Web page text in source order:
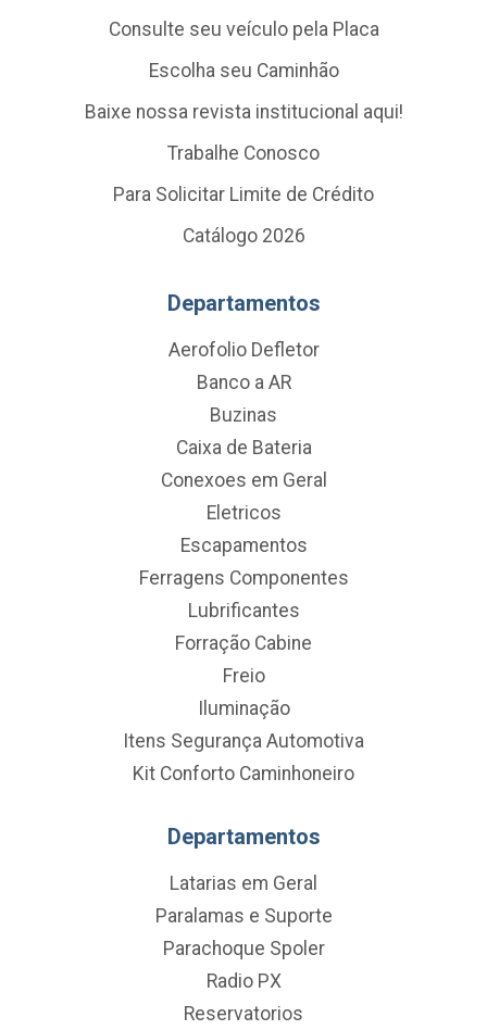
Consulte seu veículo pela Placa
Escolha seu Caminhão
Baixe nossa revista institucional aqui!
Trabalhe Conosco
Para Solicitar Limite de Crédito
Catálogo 2026
Departamentos
Aerofolio Defletor
Banco a AR
Buzinas
Caixa de Bateria
Conexoes em Geral
Eletricos
Escapamentos
Ferragens Componentes
Lubrificantes
Forração Cabine
Freio
Iluminação
Itens Segurança Automotiva
Kit Conforto Caminhoneiro
Departamentos
Latarias em Geral
Paralamas e Suporte
Parachoque Spoler
Radio PX
Reservatorios